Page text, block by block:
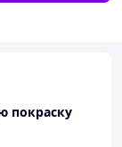
покраску